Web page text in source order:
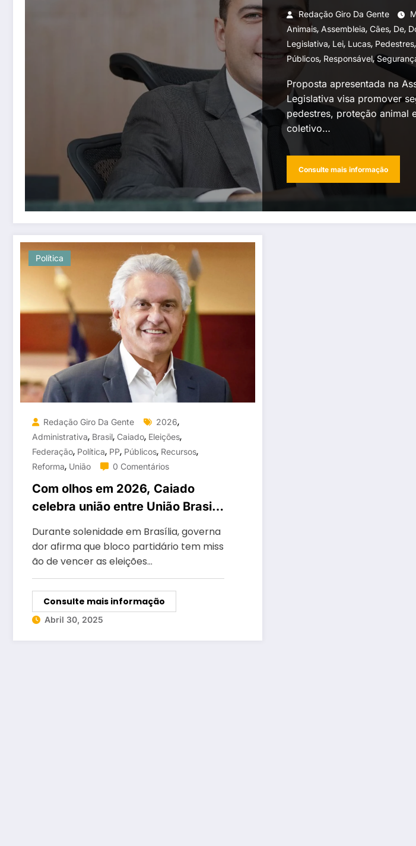
Redação Giro Da Gente
Animais, Assembleia, Cães, De,
Legislativa, Lei, Lucas, Pedestres,
Públicos, Responsável,
Proposta apresentada na
Legislativa visa promover
pedestres, proteção animal
coletivo…
Consulte mais informação
Política
Redação Giro Da Gente 2026,
Administrativa, Brasil, Caiado, Eleições,
Federação, Política, PP, Públicos, Recursos,
Reforma, União 0 Comentários
Com olhos em 2026, Caiado
celebra união entre União Brasil
Durante solenidade em Brasília, governa
dor afirma que bloco partidário tem miss
ão de vencer as eleições…
Consulte mais informação
Abril 30, 2025